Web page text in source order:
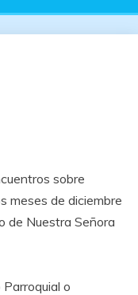
sobre
meses de diciembre
de Nuestra Señora
o